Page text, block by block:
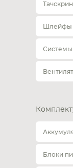
Шлейфы
Системы
Блоки